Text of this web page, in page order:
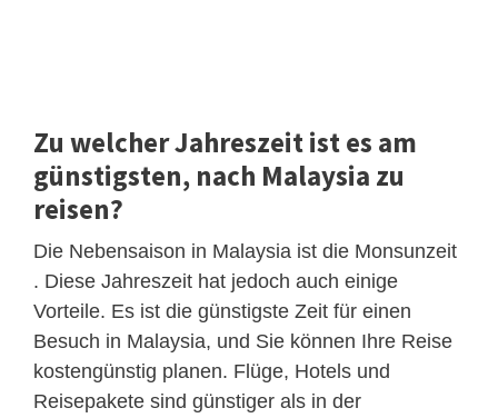
Zu welcher Jahreszeit ist es am
günstigsten, nach Malaysia zu
reisen?
Die Nebensaison in Malaysia ist die Monsunzeit
. Diese Jahreszeit hat jedoch auch einige
Vorteile. Es ist die günstigste Zeit für einen
Besuch in Malaysia, und Sie können Ihre Reise
kostengünstig planen. Flüge, Hotels und
Reisepakete sind günstiger als in der